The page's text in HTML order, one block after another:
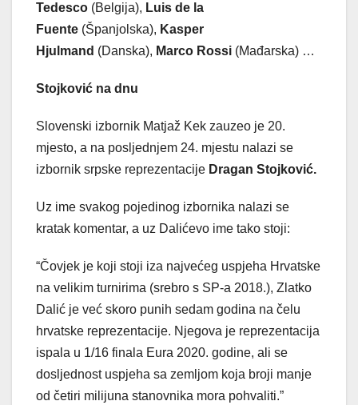
Tedesco (Belgija), Luis de la
Fuente (Španjolska), Kasper
Hjulmand (Danska), Marco Rossi (Mađarska) …
Stojković na dnu
Slovenski izbornik Matjaž Kek zauzeo je 20.
mjesto, a na posljednjem 24. mjestu nalazi se
izbornik srpske reprezentacije Dragan Stojković.
Uz ime svakog pojedinog izbornika nalazi se
kratak komentar, a uz Dalićevo ime tako stoji:
“Čovjek je koji stoji iza najvećeg uspjeha Hrvatske
na velikim turnirima (srebro s SP-a 2018.), Zlatko
Dalić je već skoro punih sedam godina na čelu
hrvatske reprezentacije. Njegova je reprezentacija
ispala u 1/16 finala Eura 2020. godine, ali se
dosljednost uspjeha sa zemljom koja broji manje
od četiri milijuna stanovnika mora pohvaliti.”